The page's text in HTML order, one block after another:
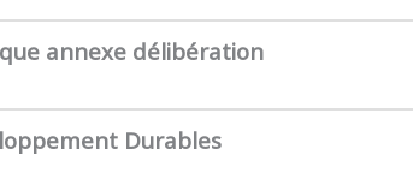
annexe délibération
Durables